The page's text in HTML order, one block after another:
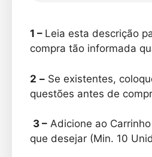
1 – Leia esta descrição
compra tão informada
2 – Se existentes,
questões antes de
3 – Adicione ao
que desejar (Min. 10